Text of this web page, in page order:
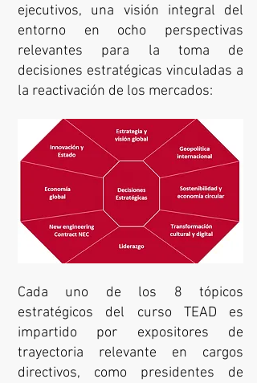
ejecutivos, una visión integral del
entorno en ocho perspectivas
relevantes para la toma de
decisiones estratégicas vinculadas a
la reactivación de los mercados:
Cada uno de los 8 tópicos
estratégicos del curso TEAD es
impartido por expositores de
trayectoria relevante en cargos
directivos, como presidentes de